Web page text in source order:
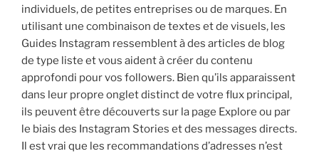
individuels, de petites entreprises ou de marques. En
utilisant une combinaison de textes et de visuels, les
Guides Instagram ressemblent à des articles de blog
de type liste et vous aident à créer du contenu
approfondi pour vos followers. Bien qu’ils apparaissent
dans leur propre onglet distinct de votre flux principal,
ils peuvent être découverts sur la page Explore ou par
le biais des Instagram Stories et des messages directs.
Il est vrai que les recommandations d’adresses n’est